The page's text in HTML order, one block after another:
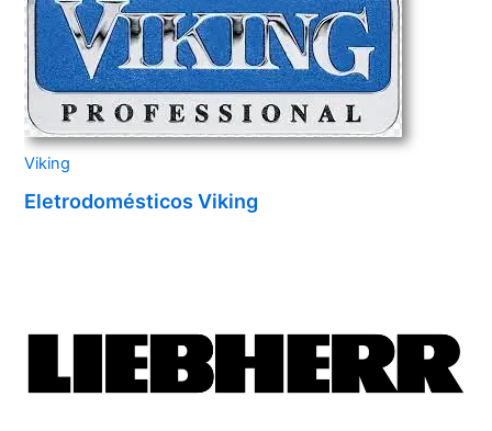
Viking
Eletrodomésticos Viking